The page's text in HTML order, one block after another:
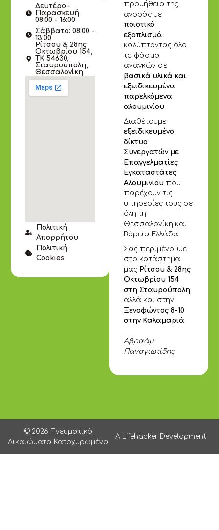
προμήθεια της
αγοράς με
ποιοτικό
εξοπλισμό,
καλύπτοντας όλο
το φάσμα
αναγκών σε
βασικά υλικά και
εξειδικευμένα
παρελκόμενα
αλουμινίου.
Διαθέτουμε
εξειδικευμένο
δίκτυο
Συνεργατών με
Επαγγελματίες
Εγκαταστάτες
Αλουμινίου που
παρέχουν τις
υπηρεσίες τους σε
όλη τη
Θεσσαλονίκη και
Βόρεια Ελλάδα.
Σας περιμένουμε
στο κατάστημα
μας Ρίτσου & 28ης
Οκτωβρίου 154
στη Σταυρούπολη
αλλά και στην
Ξενοφώντος 8-10
στην Καλαμαριά.
Αβραάμ
Παναγιωτίδης
Δευτέρα-
Παρασκευή
08:00 - 16:00
Σάββατο: 08:00 -
13:00
Ρίτσου & 28ης
Οκτωβρίου 154,
ΤΚ 54630,
Σταυρούπολη,
Θεσσαλονίκη
Πολιτική
Απορρήτου
Πολιτική
Cookies
© 2026 Πνευματικά
Δικαιώματα Κατοχυρωμένα
A Lifehacker Development